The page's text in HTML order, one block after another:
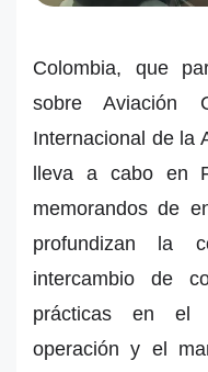
Colombia, que
sobre Aviación
Internacional de la
lleva a cabo en
memorandos de
profundizan la
intercambio de
prácticas en el
operación y el